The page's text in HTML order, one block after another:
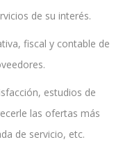
de su interés.
fiscal y contable de
estudios de
las ofertas más
de servicio, etc.